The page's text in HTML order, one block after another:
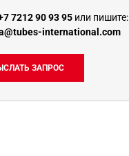
7212 90 93 95 или пишите:
international.com
ЗАПРОС